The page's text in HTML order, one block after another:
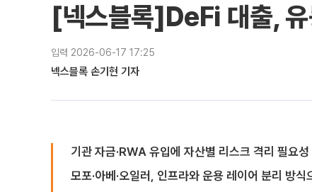
[넥스블록]DeFi 대출,
입력 2026-06-17 17:25
넥스블록 손기현 기자
기관 자금·RWA 유입에 자산별 리스크 격리 필요성
모포·아베·오일러, 인프라와 운용 레이어 분리 방식